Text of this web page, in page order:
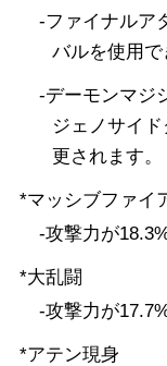
-ファイナルア
バルを使用で
-デーモンマジ
ジェノサイ
更されます。
*マッシブファイ
-攻撃力が
*大乱闘
-攻撃力が
*アテン現身